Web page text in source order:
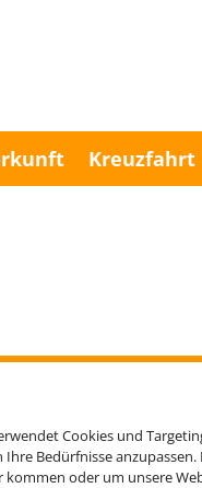
Cookies und
Ihre Bedürfnisse
kommen oder um unsere
Kreuzfahrt